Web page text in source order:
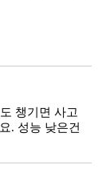
챙기면 사고
. 성능 낮은건